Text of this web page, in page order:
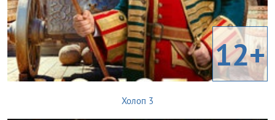
12+
Холоп 3